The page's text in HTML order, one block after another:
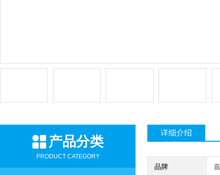
产品分类
PRODUCT CATEGORY
详细介绍
品牌